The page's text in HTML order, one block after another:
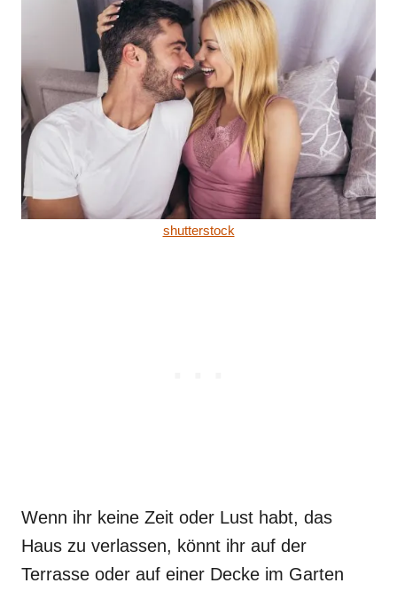
shutterstock
Wenn ihr keine Zeit oder Lust habt, das
Haus zu verlassen, könnt ihr auf der
Terrasse oder auf einer Decke im Garten